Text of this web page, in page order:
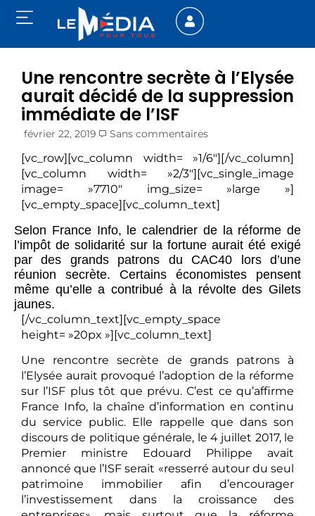
Une rencontre secrète à l’Elysée
aurait décidé de la suppression
immédiate de l’ISF
février 22, 2019 Sans commentaires
[vc_row][vc_column width= »1/6″][/vc_column]
[vc_column width= »2/3″][vc_single_image
image= »7710″ img_size= »large »]
[vc_empty_space][vc_column_text]
Selon France Info, le calendrier de la réforme de
l’impôt de solidarité sur la fortune aurait été exigé
par des grands patrons du CAC40 lors d’une
réunion secrète. Certains économistes pensent
même qu’elle a contribué à la révolte des Gilets
jaunes.
[/vc_column_text][vc_empty_space
height= »20px »][vc_column_text]
Une rencontre secrète de grands patrons à
l’Elysée aurait provoqué l’adoption de la réforme
sur l’ISF plus tôt que prévu. C’est ce qu’affirme
France Info, la chaîne d’information en continu
du service public. Elle rappelle que dans son
discours de politique générale, le 4 juillet 2017, le
Premier ministre Edouard Philippe avait
annoncé que l’ISF serait «resserré autour du seul
patrimoine immobilier afin d’encourager
l’investissement dans la croissance des